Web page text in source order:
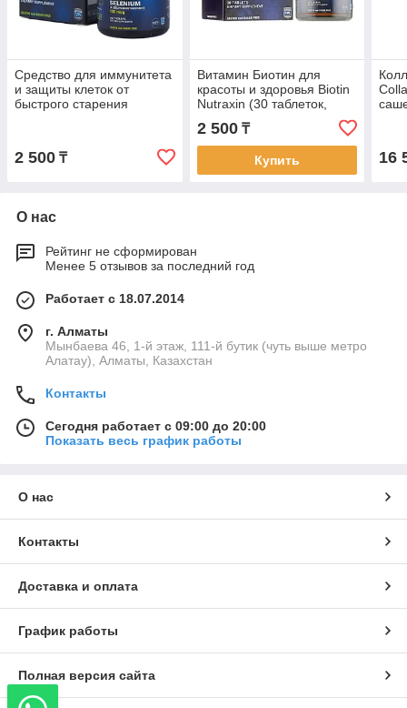
Средство для иммунитета
и защиты клеток от
быстрого старения
2 500 ₸
Витамин Биотин для
красоты и здоровья Biotin
Nutraxin (30 таблеток,
Турция)
2 500₸
Купить 16
О нас
Рейтинг не сформирован
Менее 5 отзывов за последний год
Работает с 18.07.2014
г. Алматы
Мынбаева 46, 1-й этаж, 111-й бутик (чуть выше метро
Алатау), Алматы, Казахстан
Контакты
Сегодня работает с 09:00 до 20:00
Показать весь график работы
О нас
Контакты
Доставка и оплата
График работы
Полная версия сайта